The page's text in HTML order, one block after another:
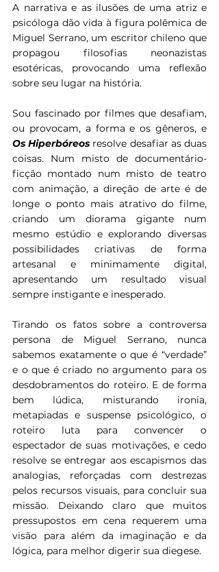
A narrativa e as ilusões de uma atriz e
psicóloga dão vida à figura polêmica de
Miguel Serrano, um escritor chileno que
propagou filosofias neonazistas
esotéricas, provocando uma reflexão
sobre seu lugar na história.
Sou fascinado por filmes que desafiam,
Os Hiperbóreos resolve desafiar as duas
coisas. Num misto de documentário-
ficção montado num misto de teatro
com animação, a direção de arte é de
longe o ponto mais atrativo do filme,
criando um diorama gigante num
mesmo estúdio e explorando diversas
possibilidades criativas de forma
artesanal e minimamente digital,
apresentando um resultado visual
sempre instigante e inesperado.
Tirando os fatos sobre a controversa
persona de Miguel Serrano, nunca
sabemos exatamente o que é “verdade”
e o que é criado no argumento para os
desdobramentos do roteiro. E de forma
bem lúdica, misturando ironia,
metapiadas e suspense psicológico, o
roteiro luta para convencer o
espectador de suas motivações, e cedo
resolve se entregar aos escapismos das
analogias, reforçadas com destrezas
pelos recursos visuais, para concluir sua
missão. Deixando claro que muitos
pressupostos em cena requerem uma
visão para além da imaginação e da
lógica, para melhor digerir sua diegese.